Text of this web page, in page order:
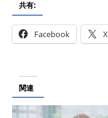
共有:
Facebook X
関連